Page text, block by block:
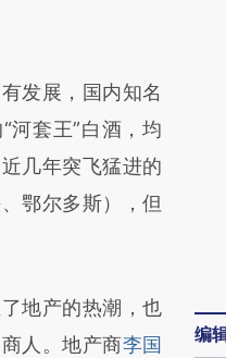
偏差。不代表财
发展，国内知名
河套王”白酒，均
几年突飞猛进的
鄂尔多斯），但
地产的热潮，也
人。地产商李国
编